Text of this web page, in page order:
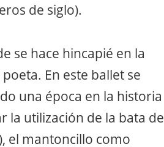
de siglo).
se hace hincapié en la
En este ballet se
una época en la historia
la utilización de la bata de
el mantoncillo como